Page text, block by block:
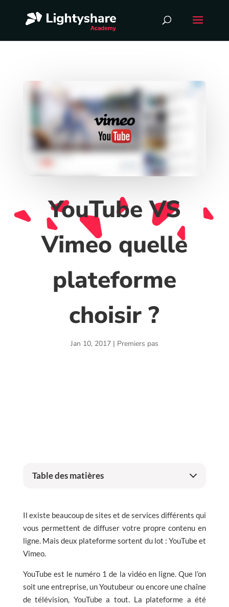
YouTube VS
Vimeo quelle
plateforme
choisir ?
Jan 10, 2017| Premiers pas
Table des matières
Il existe beaucoup de sites et de services différents qui
vous permettent de diffuser votre propre contenu en
ligne. Mais deux plateforme sortent du lot : YouTube et
Vimeo.
YouTube est le numéro 1 de la vidéo en ligne. Que l’on
soit une entreprise, un Youtubeur ou encore une chaîne
de télévision, YouTube a tout. La plateforme a été